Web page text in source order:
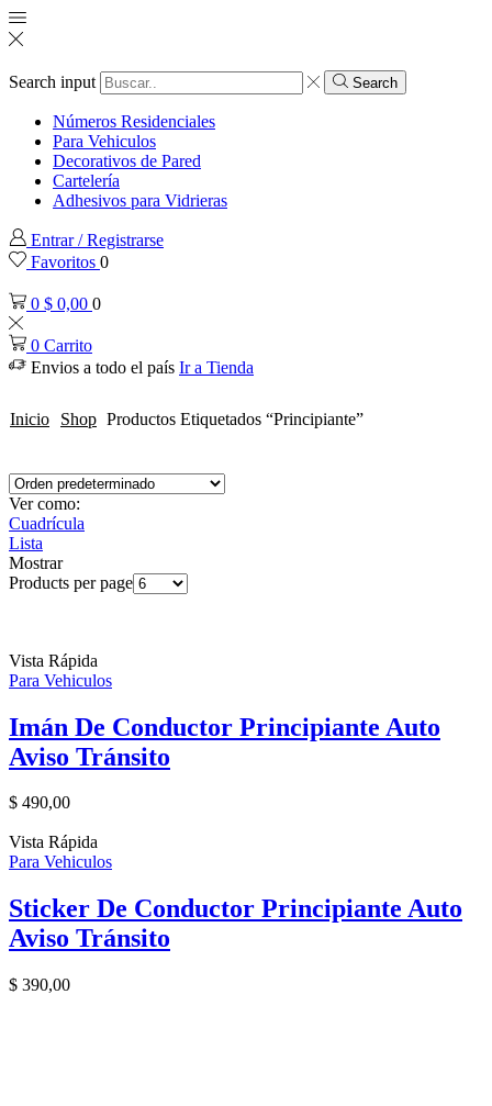
Search input Search
Números Residenciales
Para Vehiculos
Decorativos de Pared
Cartelería
Adhesivos para Vidrieras
Entrar / Registrarse
Favoritos 0
0 $ 0,00 0
0 Carrito
Envios a todo el país Ir a Tienda
Inicio Shop Productos Etiquetados “principiante”
Ver como:
Cuadrícula
Lista
Mostrar
Products per page
Vista Rápida
Para Vehiculos
Imán De Conductor Principiante Auto
Aviso Tránsito
$ 490,00
Vista Rápida
Para Vehiculos
Sticker De Conductor Principiante Auto
Aviso Tránsito
$ 390,00